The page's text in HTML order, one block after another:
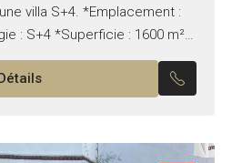
villa S+4. *Emplacement :
: S+4 *Superficie : 1600 m²
m² Il est composé...